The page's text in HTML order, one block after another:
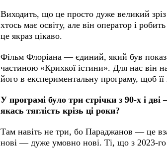
Виходить, що це просто дуже великий
хтось має освіту, але він оператор і
це якраз цікаво.
Фільм Флоріана — єдиний, який був
частиною «Крихкої істини». Для нас він
його в експериментальну програму, щоб її
У програмі було три стрічки з 90-х і
якась тяглість крізь ці роки?
Там навіть не три, бо Параджанов — це
нові — дуже умовно нові. Ті, що з 2023-